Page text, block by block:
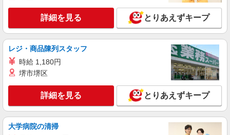
詳細を見る とりあえずキープ
レジ・商品陳列スタッフ
時給 1,180円
堺市堺区
詳細を見る とりあえずキープ
大学病院の清掃